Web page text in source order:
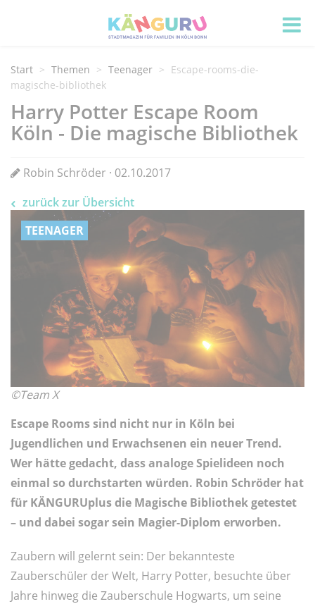
Start Themen Teenager
Escape-rooms-die-
magische-bibliothek
Harry Potter Escape Room
Köln - Die magische Bibliothek
Robin Schröder · 02.10.2017
zurück zur Übersicht
TEENAGER
©Team X
Escape Rooms sind nicht nur in Köln bei
Jugendlichen und Erwachsenen ein neuer Trend.
Wer hätte gedacht, dass analoge Spielideen noch
einmal so durchstarten würden. Robin Schröder hat
für KÄNGURUplus die Magische Bibliothek getestet
– und dabei sogar sein Magier-Diplom erworben.
Zaubern will gelernt sein: Der bekannteste
Zauberschüler der Welt, Harry Potter, besuchte über
Jahre hinweg die Zauberschule Hogwarts, um seine